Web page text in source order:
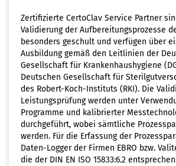
Zertifizierte CertoClav Service Partner
Validierung der Aufbereitungsprozesse
besonders geschult und verfügen über
Ausbildung gemäß den Leitlinien der
Gesellschaft für Krankenhaushygiene
Deutschen Gesellschaft für
des Robert-Koch-Instituts (RKI). Die
Leistungsprüfung werden unter
Programme und kalibrierter
durchgeführt, wobei sämtliche
werden. Für die Erfassung der
Daten-Logger der Firmen EBRO bzw.
die der DIN EN ISO 15833:6.2